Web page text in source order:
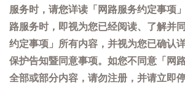
服务时，请您详读「网路服务约定事项
路服务时，即视为您已经阅读、了解并
约定事项」所有内容，并视为您已确认
保护告知暨同意事项。如您不同意「网
全部或部分内容，请勿注册，并请立即